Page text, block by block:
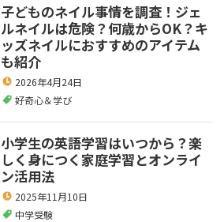
子どものネイル事情を調査！ジェ
ルネイルは危険？何歳からOK？キ
ッズネイルにおすすめのアイテム
も紹介
2026年4月24日
好奇心＆学び
小学生の英語学習はいつから？楽
しく身につく家庭学習とオンライ
ン活用法
2025年11月10日
中学受験